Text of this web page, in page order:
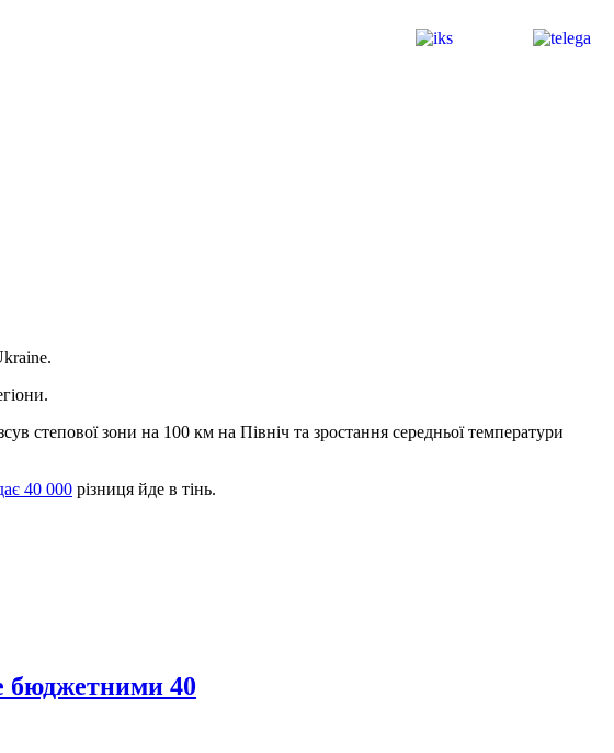
зони на 100 км на Північ та зростання середньої температури
40 000 різниця йде в тінь.
бюджетними 40